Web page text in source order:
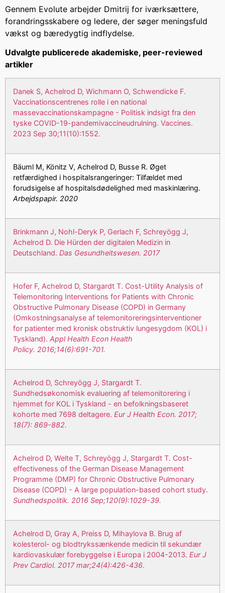
Gennem Evolute arbejder Dmitrij for iværksættere,
forandringsskabere og ledere, der søger meningsfuld
vækst og bæredygtig indflydelse.
Udvalgte publicerede akademiske, peer-reviewed
artikler
Danek S, Achelrod D, Wichmann O, Schwendicke F.
Vaccinationscentrenes rolle i en national
massevaccinationskampagne - Politisk indsigt fra den
tyske COVID-19-pandemivaccineudrulning. Vaccines.
2023 Sep 30;11(10):1552.
Bäuml M, Könitz V, Achelrod D, Busse R. Øget
retfærdighed i hospitalsrangeringer: Tilfældet med
forudsigelse af hospitalsdødelighed med maskinlæring.
Arbejdspapir. 2020
Brinkmann J, Nohl-Deryk P, Gerlach F, Schreyögg J,
Achelrod D. Die Hürden der digitalen Medizin in
Deutschland. Das Gesundheitswesen. 2017
Hofer F, Achelrod D, Stargardt T. Cost-Utility Analysis of
Telemonitoring Interventions for Patients with Chronic
Obstructive Pulmonary Disease (COPD) in Germany
(Omkostningsanalyse af telemonitoreringsinterventioner
for patienter med kronisk obstruktiv lungesygdom (KOL) i
Tyskland). Appl Health Econ Health
Policy. 2016;14(6):691-701.
Achelrod D, Schreyögg J, Stargardt T.
Sundhedsøkonomisk evaluering af telemonitorering i
hjemmet for KOL i Tyskland - en befolkningsbaseret
kohorte med 7698 deltagere. Eur J Health Econ. 2017;
18(7): 869-882.
Achelrod D, Welte T, Schreyögg J, Stargardt T. Cost-
effectiveness of the German Disease Management
Programme (DMP) for Chronic Obstructive Pulmonary
Disease (COPD) - A large population-based cohort study.
Sundhedspolitik. 2016 Sep;120(9):1029-39.
Achelrod D, Gray A, Preiss D, Mihaylova B. Brug af
kolesterol- og blodtrykssænkende medicin til sekundær
kardiovaskulær forebyggelse i Europa i 2004-2013. Eur J
Prev Cardiol. 2017 mar;24(4):426-436.